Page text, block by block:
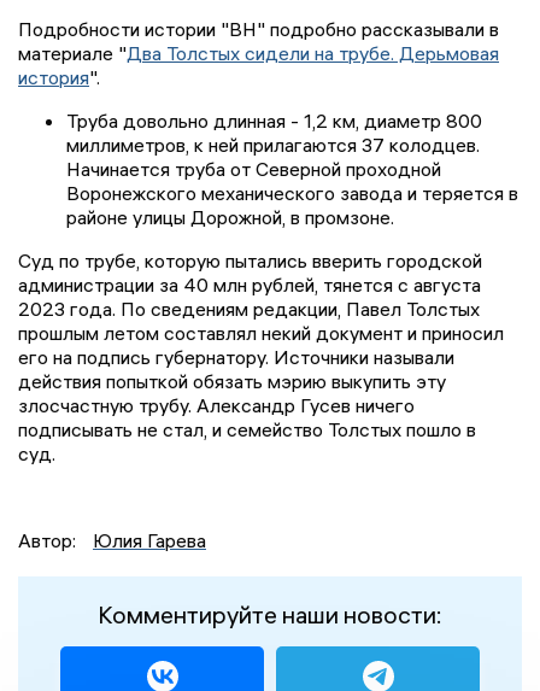
Подробности истории "ВН" подробно рассказывали в
материале "Два Толстых сидели на трубе. Дерьмовая
история".
Труба довольно длинная - 1,2 км, диаметр 800
миллиметров, к ней прилагаются 37 колодцев.
Начинается труба от Северной проходной
Воронежского механического завода и теряется в
районе улицы Дорожной, в промзоне.
Суд по трубе, которую пытались вверить городской
администрации за 40 млн рублей, тянется с августа
2023 года. По сведениям редакции, Павел Толстых
прошлым летом составлял некий документ и приносил
его на подпись губернатору. Источники называли
действия попыткой обязать мэрию выкупить эту
злосчастную трубу. Александр Гусев ничего
подписывать не стал, и семейство Толстых пошло в
суд.
Автор: Юлия Гарева
Комментируйте наши новости: